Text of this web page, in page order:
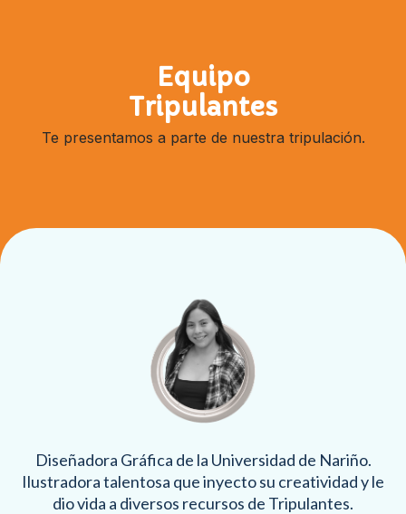
Equipo
Tripulantes
Te presentamos a parte de nuestra tripulación.
Diseñadora Gráfica de la Universidad de Nariño.
Ilustradora talentosa que inyecto su creatividad y le
dio vida a diversos recursos de Tripulantes.